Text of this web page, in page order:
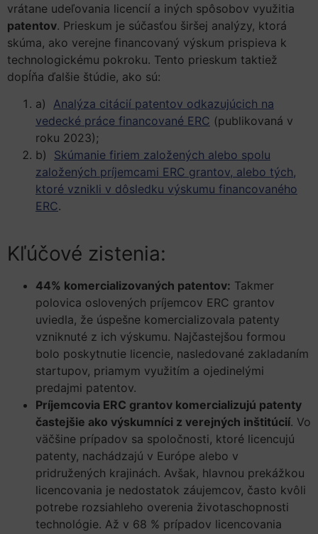
vrátane udeľovania licencií a iných spôsobov využitia
patentov. Prieskum je súčasťou širšej analýzy, ktorá
skúma, ako verejne financovaný výskum prispieva k
technologickému pokroku. Tento prieskum taktiež
dopĺňa ďalšie štúdie, ako sú:
a) Analýza citácií patentov odkazujúcich na
vedecké práce financované ERC (publikovaná v
roku 2023);
b)
Skúmanie firiem založených alebo spolu
založených príjemcami ERC grantov, alebo tých,
ktoré vznikli v dôsledku výskumu financovaného
ERC.
Kľúčové zistenia:
44% komercializovaných patentov: Takmer
polovica oslovených príjemcov ERC grantov
uviedla, že úspešne komercializovala patenty
vzniknuté z ich výskumu. Najčastejšou formou
bolo poskytnutie licencie, nasledované zakladaním
startupov, priamym využitím a ojedinelými
predajmi patentov.
Príjemcovia ERC grantov komercializujú patenty
častejšie ako výskumníci z verejných inštitúcií. Vo
väčšine prípadov sa spoločnosti, ktoré licencujú
patenty, nachádzajú v Európe alebo v
pridružených krajinách. Avšak, hlavnou prekážkou
licencovania je nedostatok záujemcov, často kvôli
potrebe rozsiahleho overenia životaschopnosti
technológie. Až v 68 % prípadov licencovania